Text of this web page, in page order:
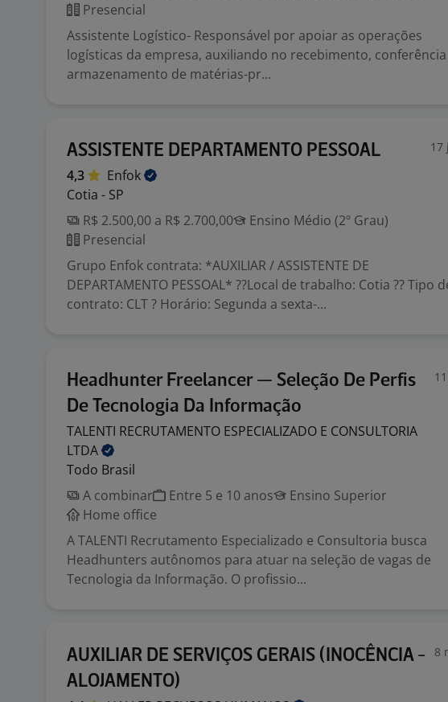
Presencial
Assistente Logístico- Responsável por apoiar as operações
logísticas da empresa, auxiliando no recebimento, conferência
armazenamento de matérias-pr...
ASSISTENTE DEPARTAMENTO PESSOAL 17
4,3
Enfok
Cotia - SP
R$ 2.500,00 a R$ 2.700,00
Ensino Médio (2º Grau)
Presencial
Grupo Enfok contrata: *AUXILIAR / ASSISTENTE DE
DEPARTAMENTO PESSOAL* ??Local de trabalho: Cotia ?? Tipo
contrato: CLT ? Horário: Segunda a sexta-...
Headhunter Freelancer — Seleção De Perfis
De Tecnologia Da Informação
TALENTI RECRUTAMENTO ESPECIALIZADO E CONSULTORIA
LTDA
Todo Brasil
A combinar
Entre 5 e 10 anos
Ensino Superior
Home office
A TALENTI Recrutamento Especializado e Consultoria busca
Headhunters autônomos para atuar na seleção de vagas de
Tecnologia da Informação. O profissio...
AUXILIAR DE SERVIÇOS GERAIS (INOCÊNCIA -
ALOJAMENTO)
8